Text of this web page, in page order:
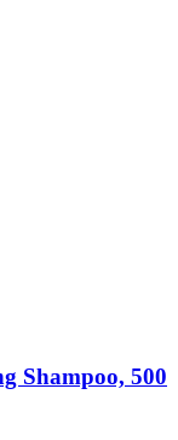
Shampoo, 500